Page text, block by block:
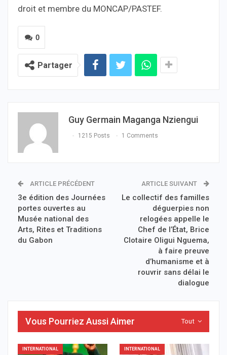
droit et membre du MONCAP/PASTEF.
0
Partager
Guy Germain Maganga Nziengui
1215 Posts 1 Comments
ARTICLE PRÉCÉDENT
3e édition des Journées
portes ouvertes au
Musée national des
Arts, Rites et Traditions
du Gabon
ARTICLE SUIVANT
Le collectif des familles
déguerpies non
relogées appelle le
Chef de l’État, Brice
Clotaire Oligui Nguema,
à faire preuve
d’humanisme et à
rouvrir sans délai le
dialogue
Tout
Vous Pourriez Aussi Aimer
INTERNATIONAL INTERNATIONAL